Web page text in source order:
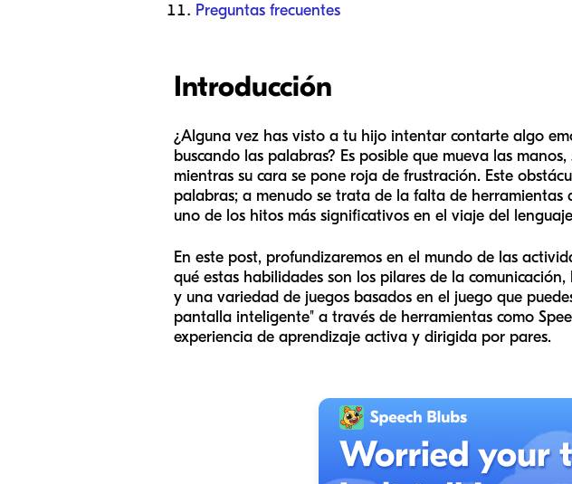
Preguntas frecuentes
Introducción
¿Alguna vez has visto a tu hijo intentar contarte algo
buscando las palabras? Es posible que mueva las
mientras su cara se pone roja de frustración. Este
palabras; a menudo se trata de la falta de herramientas
uno de los hitos más significativos en el viaje del
En este post, profundizaremos en el mundo de las
qué estas habilidades son los pilares de la
y una variedad de juegos basados en el juego que
pantalla inteligente" a través de herramientas como
experiencia de aprendizaje activa y dirigida por pares.